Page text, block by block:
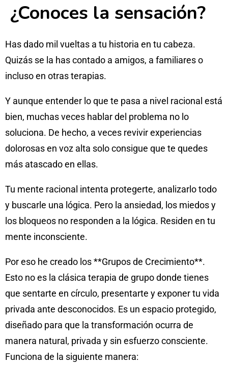
¿Conoces la sensación?
Has dado mil vueltas a tu historia en tu cabeza.
Quizás se la has contado a amigos, a familiares o
incluso en otras terapias.
Y aunque entender lo que te pasa a nivel racional está
bien, muchas veces hablar del problema no lo
soluciona. De hecho, a veces revivir experiencias
dolorosas en voz alta solo consigue que te quedes
más atascado en ellas.
Tu mente racional intenta protegerte, analizarlo todo
y buscarle una lógica. Pero la ansiedad, los miedos y
los bloqueos no responden a la lógica. Residen en tu
mente inconsciente.
Por eso he creado los **Grupos de Crecimiento**.
Esto no es la clásica terapia de grupo donde tienes
que sentarte en círculo, presentarte y exponer tu vida
privada ante desconocidos. Es un espacio protegido,
diseñado para que la transformación ocurra de
manera natural, privada y sin esfuerzo consciente.
Funciona de la siguiente manera: